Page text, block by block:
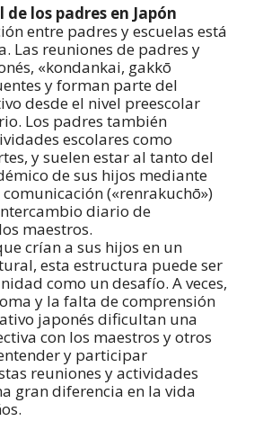
los padres en Japón
entre padres y escuelas está
Las reuniones de padres y
«kondankai, gakkō
y forman parte del
desde el nivel preescolar
Los padres también
escolares como
y suelen estar al tanto del
de sus hijos mediante
(«renrakuchō»)
diario de
maestros.
crían a sus hijos en un
esta estructura puede ser
como un desafío. A veces,
y la falta de comprensión
japonés dificultan una
con los maestros y otros
y participar
reuniones y actividades
gran diferencia en la vida